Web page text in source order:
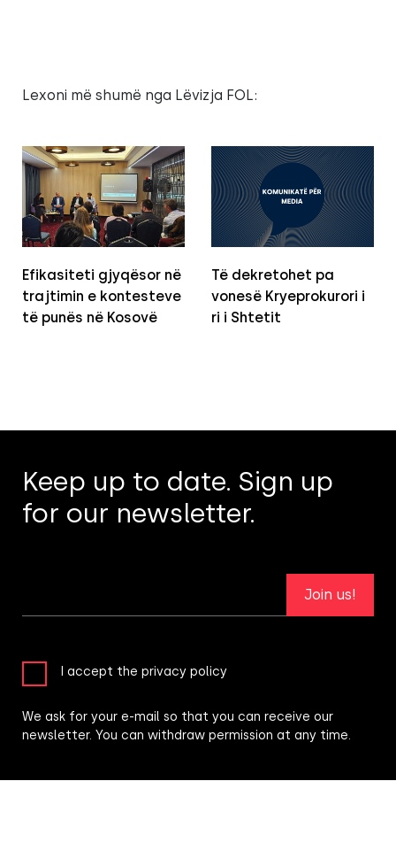
Lexoni më shumë nga Lëvizja FOL:
Efikasiteti gjyqësor në
trajtimin e kontesteve
të punës në Kosovë
Të dekretohet pa
vonesë Kryeprokurori i
ri i Shtetit
Keep up to date. Sign up
for our newsletter.
Join us!
I accept the privacy policy
We ask for your e-mail so that you can receive our
newsletter. You can withdraw permission at any time.